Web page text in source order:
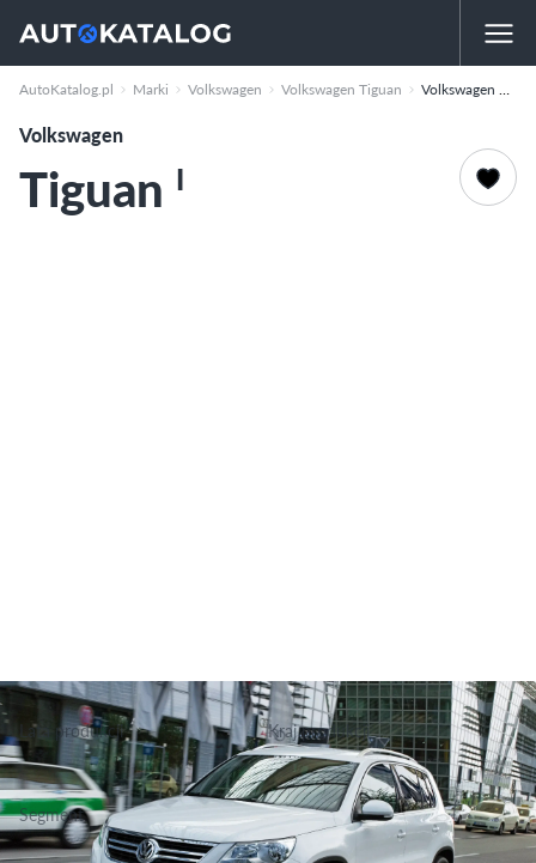
AutoKatalog.pl Marki Volkswagen Volkswagen Tiguan Volkswagen Tiguan
Volkswagen
Tiguan I
Lata produkcji
2007-2011
Kraj produkcji
Niemcy
Segment
Grupa Terenowo Rekreacyjne, Klasa Niższa Średnia